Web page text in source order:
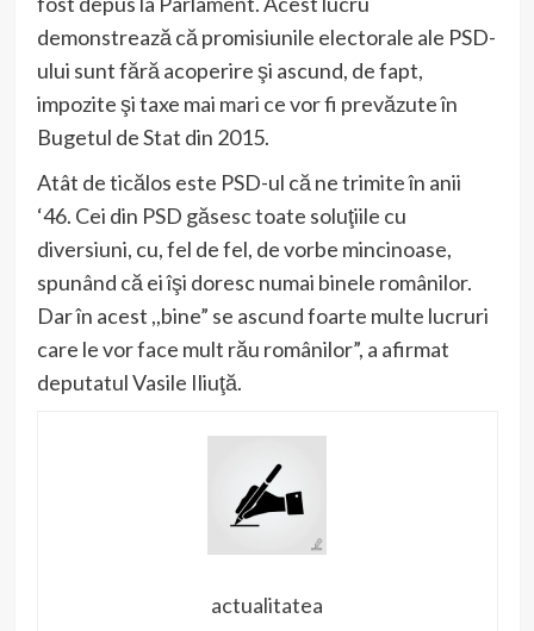
demonstrează că promisiunile electorale ale PSD-
ului sunt fără acoperire şi ascund, de fapt,
impozite şi taxe mai mari ce vor fi prevăzute în
Bugetul de Stat din 2015.
Atât de ticălos este PSD-ul că ne trimite în anii
‘46. Cei din PSD găsesc toate soluţiile cu
diversiuni, cu, fel de fel, de vorbe mincinoase,
spunând că ei îşi doresc numai binele românilor.
Dar în acest ,,bine” se ascund foarte multe lucruri
care le vor face mult rău românilor”, a afirmat
deputatul Vasile Iliuţă.
actualitatea